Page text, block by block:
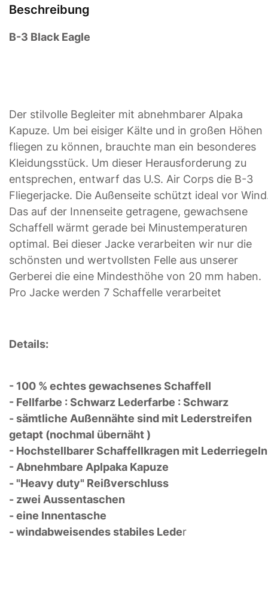
Beschreibung
B-3 Black Eagle
Der stilvolle Begleiter mit abnehmbarer Alpaka
Kapuze. Um bei eisiger Kälte und in großen Höhen
fliegen zu können, brauchte man ein besonderes
Kleidungsstück. Um dieser Herausforderung zu
entsprechen, entwarf das U.S. Air Corps die B-3
Fliegerjacke. Die Außenseite schützt ideal vor
Das auf der Innenseite getragene, gewachsene
Schaffell wärmt gerade bei Minustemperaturen
optimal. Bei dieser Jacke verarbeiten wir nur die
schönsten und wertvollsten Felle aus unserer
Gerberei die eine Mindesthöhe von 20 mm haben.
Pro Jacke werden 7 Schaffelle verarbeitet
Details:
- 100 % echtes gewachsenes Schaffell
- Fellfarbe : Schwarz Lederfarbe : Schwarz
- sämtliche Außennähte sind mit Lederstreifen
getapt (nochmal übernäht )
- Hochstellbarer Schaffellkragen mit Lederriegeln
- Abnehmbare Aplpaka Kapuze
- "Heavy duty" Reißverschluss
- zwei Aussentaschen
- eine Innentasche
- windabweisendes stabiles Leder